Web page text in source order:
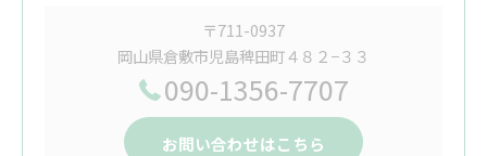
〒711-0937
岡山県倉敷市児島稗田町４８２−３３
090-1356-7707
お問い合わせはこちら